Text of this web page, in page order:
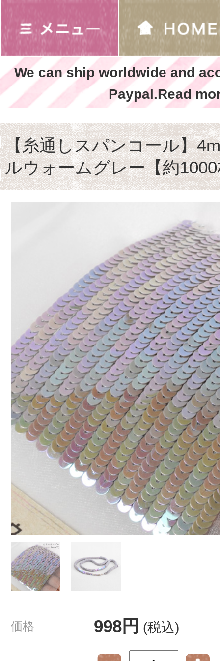
We can ship worldwide and
Paypal.Read
【糸通しスパンコール】
ルウォームグレー【約
価格 998円 (税込)